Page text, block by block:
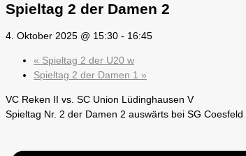
Spieltag 2 der Damen 2
4. Oktober 2025 @ 15:30 - 16:45
« Spieltag 2 der U20 w
Spieltag 2 der Damen 1 »
VC Reken II vs. SC Union Lüdinghausen V
Spieltag Nr. 2 der Damen 2 auswärts bei SG Coesfeld